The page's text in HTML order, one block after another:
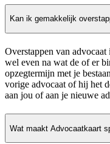
Kan ik gemakkelijk
Overstappen van
wel even na wat de of er
opzegtermijn met je
vorige advocaat of hij het
aan jou of aan je nieuwe
Wat maakt Advocaatkaart